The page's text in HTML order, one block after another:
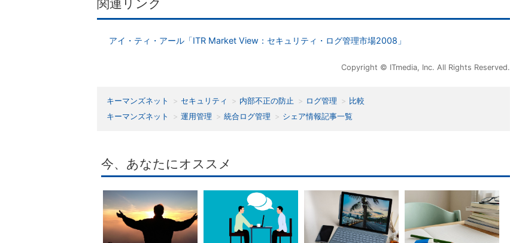
関連リンク
アイ・ティ・アール「ITR Market View：セキュリティ・ログ管理市場2008」
Copyright © ITmedia, Inc. All Rights Reserved.
キーマンズネット セキュリティ 内部不正の防止 ログ管理
比較
キーマンズネット
運用管理 統合ログ管理 シェア情報記事一覧